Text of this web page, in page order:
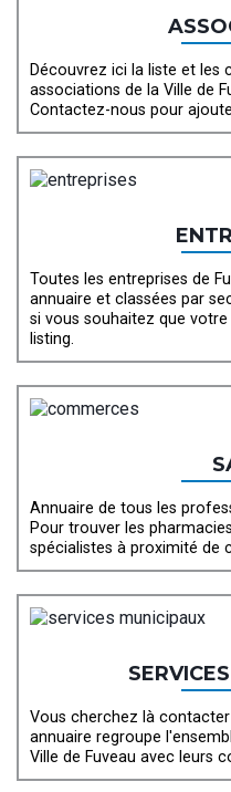
Découvrez ici la liste et les
associations de la Ville de
Contactez-nous pour
Toutes les entreprises de
annuaire et classées par
si vous souhaitez que
listing.
Annuaire de tous les
Pour trouver les
spécialistes à proximité de
Vous cherchez là
annuaire regroupe
Ville de Fuveau avec leurs